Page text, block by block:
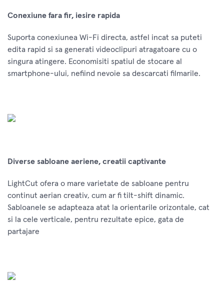
Conexiune fara fir, iesire rapida
Suporta conexiunea Wi-Fi directa, astfel incat sa puteti
edita rapid si sa generati videoclipuri atragatoare cu o
singura atingere. Economisiti spatiul de stocare al
smartphone-ului, nefiind nevoie sa descarcati filmarile.
Diverse sabloane aeriene, creatii captivante
LightCut ofera o mare varietate de sabloane pentru
continut aerian creativ, cum ar fi tilt-shift dinamic.
Sabloanele se adapteaza atat la orientarile orizontale, cat
si la cele verticale, pentru rezultate epice, gata de
partajare